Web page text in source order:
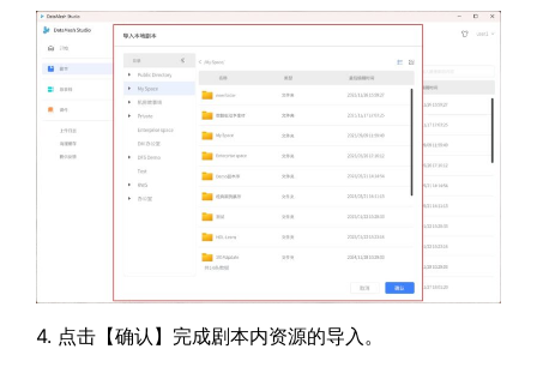
4. 点击【确认】完成剧本内资源的导入。